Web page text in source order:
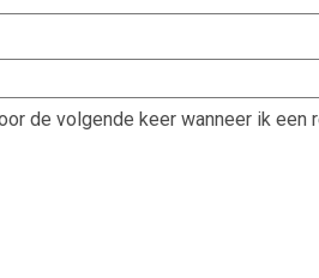
de volgende keer wanneer ik een